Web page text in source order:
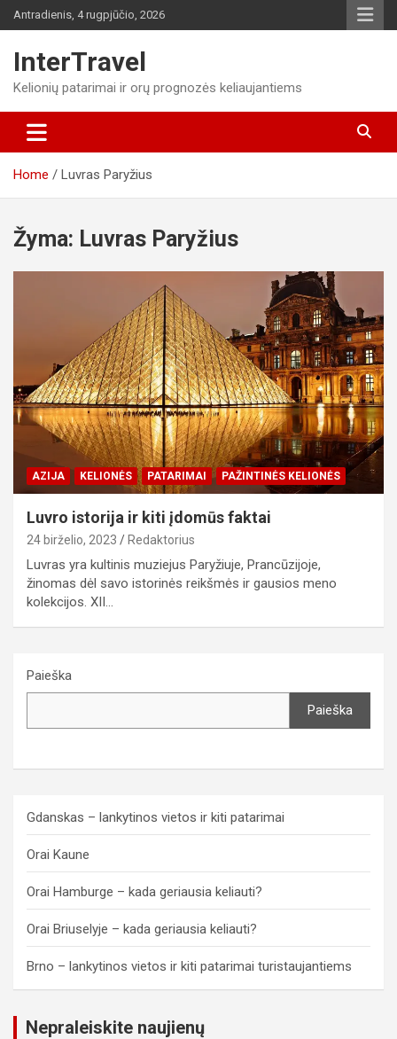
Skip
to
Antradienis, 4 rugpjūčio, 2026
InterTravel
Kelionių patarimai ir orų prognozės keliaujantiems
Home Luvras Paryžius
Žyma: Luvras Paryžius
AZIJA KELIONĖS PATARIMAI PAŽINTINĖS KELIONĖS
Luvro istorija ir kiti įdomūs faktai
24 birželio, 2023 Redaktorius
Luvras yra kultinis muziejus Paryžiuje, Prancūzijoje,
žinomas dėl savo istorinės reikšmės ir gausios meno
kolekcijos. XII…
Paieška
Paieška
Gdanskas – lankytinos vietos ir kiti patarimai
Orai Kaune
Orai Hamburge – kada geriausia keliauti?
Orai Briuselyje – kada geriausia keliauti?
Brno – lankytinos vietos ir kiti patarimai turistaujantiems
Nepraleiskite naujienų